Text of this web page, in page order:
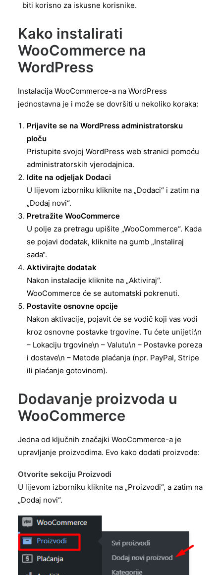
biti korisno za iskusne korisnike.
Kako instalirati
WooCommerce na
WordPress
Instalacija WooCommerce-a na WordPress
jednostavna je i može se dovršiti u nekoliko koraka:
Prijavite se na WordPress administratorsku
ploču
Pristupite svojoj WordPress web stranici pomoću
administratorskih vjerodajnica.
Idite na odjeljak Dodaci
U lijevom izborniku kliknite na „Dodaci“ i zatim na
„Dodaj novi“.
Pretražite WooCommerce
U polje za pretragu upišite „WooCommerce“. Kada
se pojavi dodatak, kliknite na gumb „Instaliraj
sada“.
Aktivirajte dodatak
Nakon instalacije kliknite na „Aktiviraj“.
WooCommerce će se automatski pokrenuti.
Postavite osnovne opcije
Nakon aktivacije, pojavit će se vodič koji vas vodi
kroz osnovne postavke trgovine. Tu ćete unijeti:\n
– Lokaciju trgovine\n – Valutu\n – Postavke poreza
i dostave\n – Metode plaćanja (npr. PayPal, Stripe
ili plaćanje gotovinom).
Dodavanje proizvoda u
WooCommerce
Jedna od ključnih značajki WooCommerce-a je
upravljanje proizvodima. Evo kako dodati proizvode:
Otvorite sekciju Proizvodi
U lijevom izborniku kliknite na „Proizvodi“, a zatim na
„Dodaj novi“.